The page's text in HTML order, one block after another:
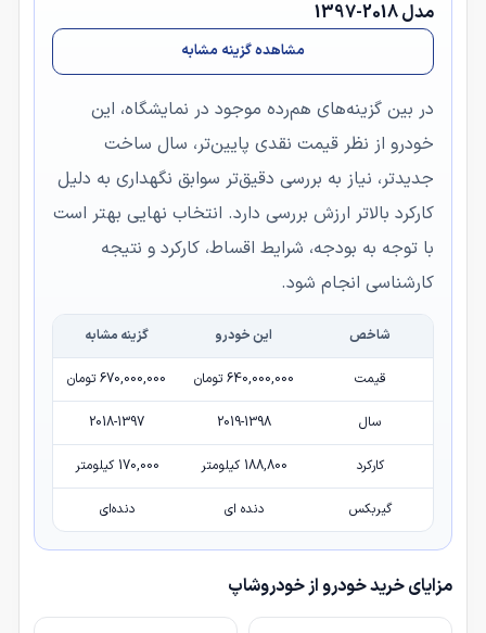
مدل 2018-1397
مشاهده گزینه مشابه
در بین گزینه‌های هم‌رده موجود در نمایشگاه، این
خودرو از نظر قیمت نقدی پایین‌تر، سال ساخت
جدیدتر، نیاز به بررسی دقیق‌تر سوابق نگهداری به دلیل
کارکرد بالاتر ارزش بررسی دارد. انتخاب نهایی بهتر است
با توجه به بودجه، شرایط اقساط، کارکرد و نتیجه
کارشناسی انجام شود.
شاخص این خودرو گزینه مشابه
قیمت 640,000,000 تومان 670,000,000 تومان
سال 2019-1398
2018-1397
کارکرد 188,800 کیلومتر 170,000 کیلومتر
گیربکس دنده ای دنده‌ای
مزایای خرید خودرو از خودروشاپ